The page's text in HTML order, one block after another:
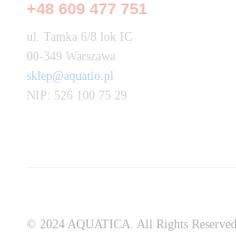
+48 609 477 751
ul. Tamka 6/8 lok IC
00-349 Warszawa
sklep@aquatio.pl
NIP: 526 100 75 29
© 2024 AQUATICA. All Rights Reserved.